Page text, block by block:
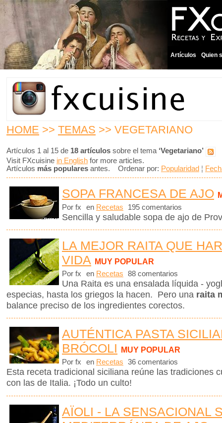
Artículos Quien
HOME >> TEMAS >> VEGETARIANO
Artículos 1 al 15 de 18 artículos sobre el tema ‘Vegetariano’
Visit FXcuisine in English for more articles.
Artículos más populares antes. Ordenar por: Popularidad ¦
SOPA FRANCESA DE AJO
Por fx en Recetas 195 comentarios
Sencilla y saludable sopa de ajo de
LA MEJOR RAITA QUE
VIDA MUY POPULAR
Por fx en Recetas 88 comentarios
Una Raita es una ensalada líquida -
especias, hasta los griegos la hacen. Pero una raita
balance preciso de los ingredientes corectos.
AUTÉNTICA PASTA
BRÓCOLI
MUY POPULAR
Por fx en Recetas 36 comentarios
Esta receta tradicional siciliana reúne las tradiciones
con las de Italia. ¡Todo un culto!
AÏOLI - LA SENSACIONAL